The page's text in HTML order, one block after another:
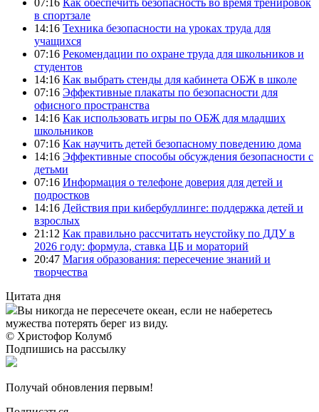
в спортзале
14:16 Техника безопасности на уроках труда для
учащихся
07:16 Рекомендации по охране труда для школьников и
студентов
14:16 Как выбрать стенды для кабинета ОБЖ в школе
07:16 Эффективные плакаты по безопасности для
офисного пространства
14:16 Как использовать игры по ОБЖ для младших
школьников
07:16 Как научить детей безопасному поведению дома
14:16 Эффективные способы обсуждения безопасности с
детьми
07:16 Информация о телефоне доверия для детей и
подростков
14:16 Действия при кибербуллинге: поддержка детей и
взрослых
21:12 Как правильно рассчитать неустойку по ДДУ в
2026 году: формула, ставка ЦБ и мораторий
20:47 Магия образования: пересечение знаний и
творчества
Цитата дня
Вы никогда не пересечете океан, если не наберетесь
мужества потерять берег из виду.
© Христофор Колумб
Подпишись на рассылку
Получай обновления первым!